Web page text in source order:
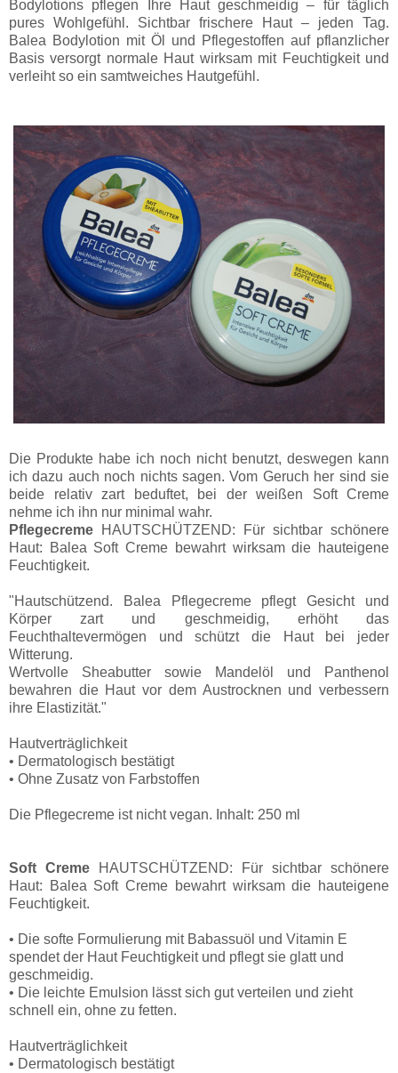
Bodylotions pflegen Ihre Haut geschmeidig – für täglich
pures Wohlgefühl. Sichtbar frischere Haut – jeden Tag.
Balea Bodylotion mit Öl und Pflegestoffen auf pflanzlicher
Basis versorgt normale Haut wirksam mit Feuchtigkeit und
verleiht so ein samtweiches Hautgefühl.
Die Produkte habe ich noch nicht benutzt, deswegen kann
ich dazu auch noch nichts sagen. Vom Geruch her sind sie
beide relativ zart beduftet, bei der weißen Soft Creme
nehme ich ihn nur minimal wahr.
Pflegecreme HAUTSCHÜTZEND: Für sichtbar schönere
Haut: Balea Soft Creme bewahrt wirksam die hauteigene
Feuchtigkeit.
"Hautschützend. Balea Pflegecreme pflegt Gesicht und
Körper zart und geschmeidig, erhöht das
Feuchthaltevermögen und schützt die Haut bei jeder
Witterung.
Wertvolle Sheabutter sowie Mandelöl und Panthenol
bewahren die Haut vor dem Austrocknen und verbessern
ihre Elastizität."
Hautverträglichkeit
• Dermatologisch bestätigt
• Ohne Zusatz von Farbstoffen
Die Pflegecreme ist nicht vegan. Inhalt: 250 ml
Soft Creme HAUTSCHÜTZEND: Für sichtbar schönere
Haut: Balea Soft Creme bewahrt wirksam die hauteigene
Feuchtigkeit.
• Die softe Formulierung mit Babassuöl und Vitamin E
spendet der Haut Feuchtigkeit und pflegt sie glatt und
geschmeidig.
• Die leichte Emulsion lässt sich gut verteilen und zieht
schnell ein, ohne zu fetten.
Hautverträglichkeit
• Dermatologisch bestätigt